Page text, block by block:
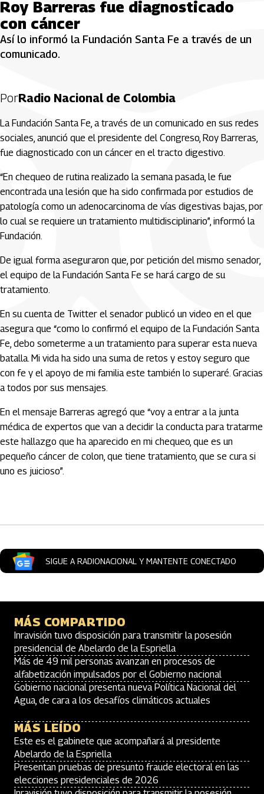
Roy Barreras fue diagnosticado
con cáncer
Así lo informó la Fundación Santa Fe a través de un
comunicado.
PorRadio Nacional de Colombia
La Fundación Santa Fe, a través de un comunicado en sus redes
sociales, anunció que el presidente del Congreso, Roy Barreras,
fue diagnosticado con un cáncer en el tracto digestivo.
“En chequeo de rutina realizado la semana pasada, le fue
encontrada una lesión que ha sido confirmada por estudios de
patología como un adenocarcinoma de vías digestivas bajas, por
lo cual se requiere un tratamiento multidisciplinario”, informó la
Fundación.
De igual forma aseguraron que, por petición del mismo senador,
el equipo de la Fundación Santa Fe se hará cargo de su
tratamiento.
En su cuenta de Twitter el senador publicó un video en el que
asegura que “como lo confirmó el equipo de la Fundación Santa
Fe, debo someterme a un tratamiento para superar esta nueva
batalla. Mi vida ha sido una suma de retos y estoy seguro que
con fe y el apoyo de mi familia este también lo superaré. Gracias
a todos por sus mensajes.
En el mensaje Barreras agregó que “voy a entrar a la junta
médica de expertos que van a decidir la conducta para tratarme
este hallazgo que ha aparecido en mi chequeo, que es un
pequeño cáncer de colon, que tiene tratamiento, que se cura si
uno es juicioso”.
SIGUE A RADIONACIONAL Y MANTENTE CONECTADO
MÁS COMPARTIDO
Inravisión tuvo disposición para transmitir la posesión
presidencial de Abelardo de la Espriella
Más de 49 mil personas avanzan en procesos de
alfabetización impulsados por el Gobierno nacional
Gobierno nacional presenta nueva Política Nacional del
Agua, de cara a los desafíos climáticos actuales
MÁS LEÍDO
Este es el gabinete que acompañará al presidente
Abelardo de la Espriella
Presentan pruebas de presunto fraude electoral en las
elecciones presidenciales de 2026